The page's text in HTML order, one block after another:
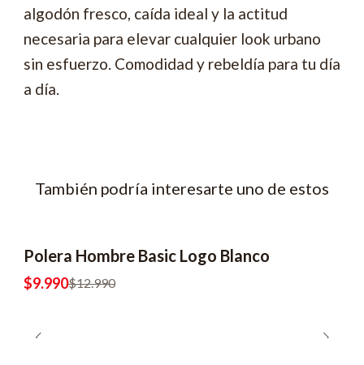
algodón fresco, caída ideal y la actitud
necesaria para elevar cualquier look urbano
sin esfuerzo. Comodidad y rebeldía para tu día
a día.
También podría interesarte uno de estos
Polera Hombre Basic Logo Blanco
$9.990$12.990